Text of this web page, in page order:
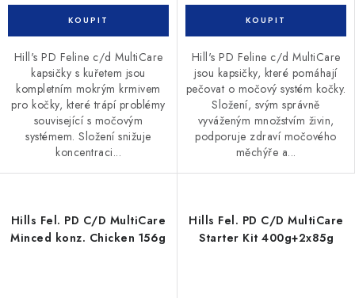
Hill's PD Feline c/d MultiCare
kapsičky s kuřetem jsou
kompletním mokrým krmivem
pro kočky, které trápí problémy
související s močovým
systémem. Složení snižuje
koncentraci...
Hill's PD Feline c/d MultiCare
jsou kapsičky, které pomáhají
pečovat o močový systém kočky.
Složení, svým správně
vyváženým množstvím živin,
podporuje zdraví močového
měchýře a...
Hills Fel. PD C/D MultiCare
Minced konz. Chicken 156g
Hills Fel. PD C/D MultiCare
Starter Kit 400g+2x85g